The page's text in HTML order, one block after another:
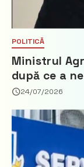
POLITICĂ
Ministrul
după ce a
Partidul
24/07/2026